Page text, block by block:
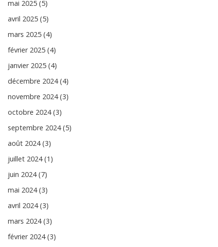
mai 2025 (5)
avril 2025 (5)
mars 2025 (4)
février 2025 (4)
janvier 2025 (4)
décembre 2024 (4)
novembre 2024 (3)
octobre 2024 (3)
septembre 2024 (5)
août 2024 (3)
juillet 2024 (1)
juin 2024 (7)
mai 2024 (3)
avril 2024 (3)
mars 2024 (3)
février 2024 (3)